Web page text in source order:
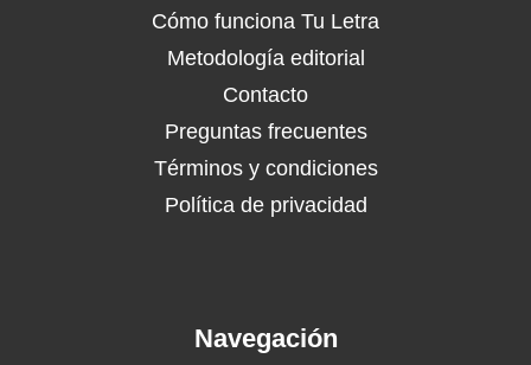
Cómo funciona Tu Letra
Metodología editorial
Contacto
Preguntas frecuentes
Términos y condiciones
Política de privacidad
Navegación